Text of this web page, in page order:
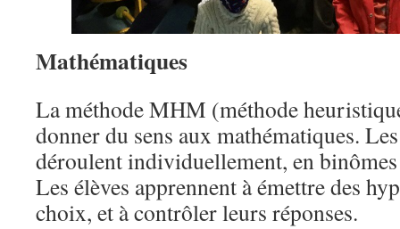
Mathématiques
La méthode MHM (méthode
donner du sens aux mathématiques.
déroulent individuellement, en
Les élèves apprennent à émettre des
choix, et à contrôler leurs réponses.